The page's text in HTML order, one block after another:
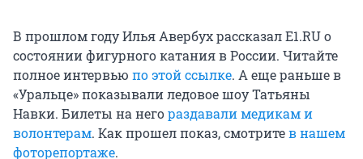
В прошлом году Илья Авербух рассказал E1.RU о
состоянии фигурного катания в России. Читайте
полное интервью по этой ссылке. А еще раньше в
«Уральце» показывали ледовое шоу Татьяны
Навки. Билеты на негораздавали медикам и
волонтерам. Как прошел показ, смотритев нашем
фоторепортаже.